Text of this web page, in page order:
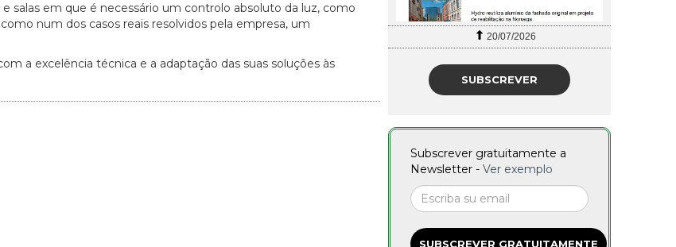
salas em que é necessário um controlo absoluto da luz, como
num dos casos reais resolvidos pela empresa, um
a excelência técnica e a adaptação das suas soluções às
20/07/2026
SUBSCREVER
Subscrever gratuitamente a
Newsletter - Ver exemplo
SUBSCREVER GRATUITAMENTE